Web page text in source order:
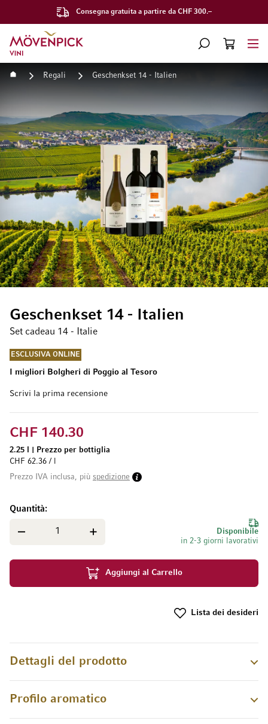
Consegna gratuita a partire da CHF 300.–
Vai alla Home Page
CERCA
CART
Home Regali Geschenkset 14 - Italien
Scrivi la prima recensione
Geschenkset 14 - Italien
Set cadeau 14 - Italie
ESCLUSIVA ONLINE
I migliori Bolgheri di Poggio al Tesoro
CHF 140.30
2.25 l
Prezzo per bottiglia
CHF 62.36 / l
Prezzo IVA inclusa, più spedizione
Disponibile
in 2-3 giorni lavorativi
Quantità
Aggiungi al Carrello
Lista dei desideri
Dettagli del prodotto
Profilo aromatico